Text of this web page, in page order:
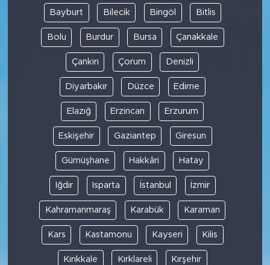
Bayburt Bilecik Bingöl Bitlis
Bolu Burdur Bursa Çanakkale
Çankırı Çorum Denizli
Diyarbakır Düzce Edirne
Elazığ Erzincan Erzurum
Eskişehir Gaziantep Giresun
Gümüşhane Hakkâri Hatay
Iğdır Isparta İstanbul İzmir
Kahramanmaraş Karabük Karaman
Kars Kastamonu Kayseri Kilis
Kırıkkale Kırklareli Kırşehir